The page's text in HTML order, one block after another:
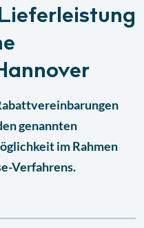
genannten
im Rahmen
Verfahrens.